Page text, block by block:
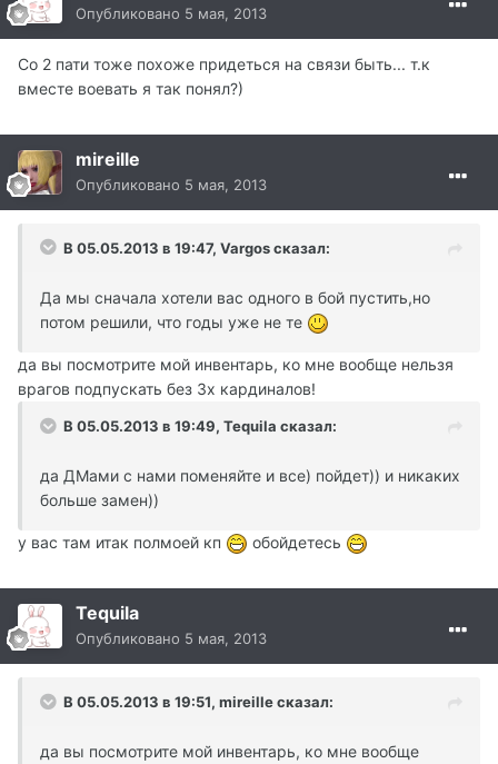
Опубликовано 5 мая, 2013
Со 2 пати тоже похоже придеться на связи быть... т.к
вместе воевать я так понял?)
mireille
Опубликовано 5 мая, 2013
В 05.05.2013 в 19:47, Vargos сказал:
Да мы сначала хотели вас одного в бой пустить,но
потом решили, что годы уже не те
да вы посмотрите мой инвентарь, ко мне вообще нельзя
врагов подпускать без 3х кардиналов!
В 05.05.2013 в 19:49, Tequila сказал:
да ДМами с нами поменяйте и все) пойдет)) и никаких
больше замен))
у вас там итак полмоей кп обойдетесь
Tequila
Опубликовано 5 мая, 2013
В 05.05.2013 в 19:51, mireille сказал:
да вы посмотрите мой инвентарь, ко мне вообще